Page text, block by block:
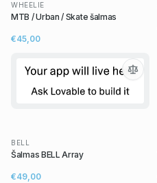
WHEELIE
MTB / Urban / Skate šalmas
€45,00
BELL
Šalmas BELL Array
€49,00